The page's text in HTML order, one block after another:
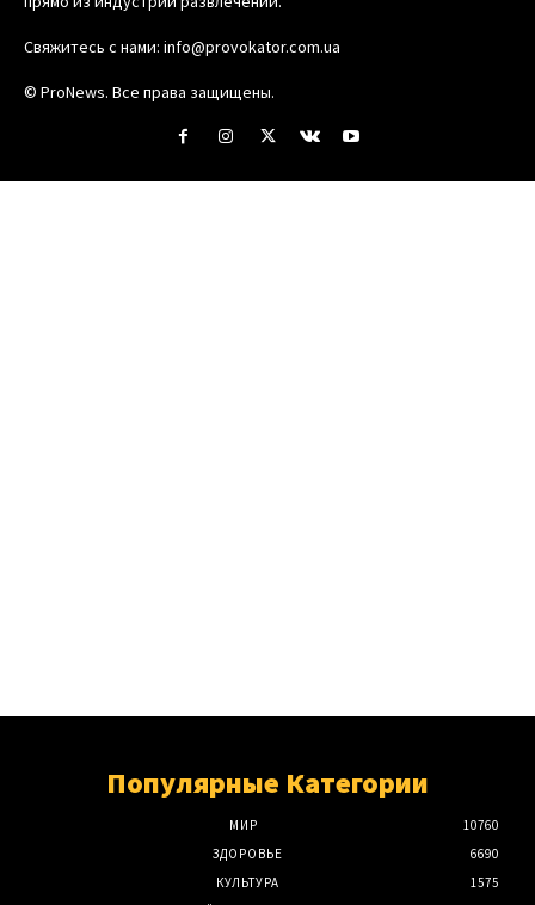
Свяжитесь с нами: info@provokator.com.ua
© ProNews. Все права защищены.
Популярные Категории
МИР
10760
ЗДОРОВЬЕ
6690
КУЛЬТУРА
1575